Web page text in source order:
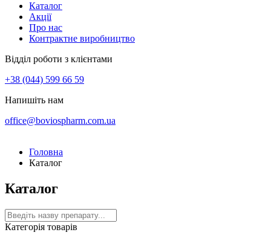
Каталог
Акції
Про нас
Контрактне виробництво
Відділ роботи з клієнтами
+38 (044) 599 66 59
Напишіть нам
office@boviospharm.com.ua
Головна
Каталог
Каталог
Категорія товарів